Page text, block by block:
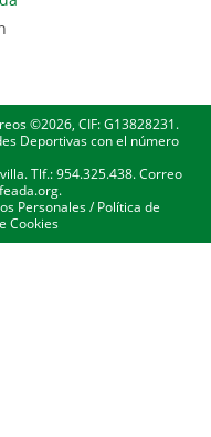
©2026, CIF: G13828231.
Deportivas con el número
Tlf.: 954.325.438. Correo
Personales/Política de
Cookies